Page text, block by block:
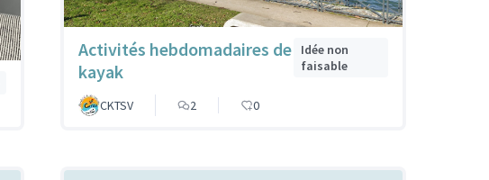
Activités hebdomadaires de
kayak
Idée non
faisable
CKTSV 2 0